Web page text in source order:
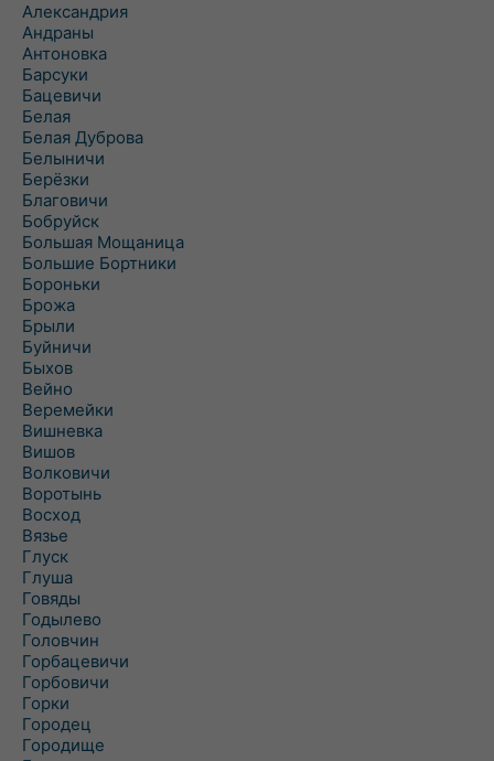
Александрия
Андраны
Антоновка
Барсуки
Бацевичи
Белая
Белая Дуброва
Белыничи
Берёзки
Благовичи
Бобруйск
Большая Мощаница
Большие Бортники
Бороньки
Брожа
Брыли
Буйничи
Быхов
Вейно
Веремейки
Вишневка
Вишов
Волковичи
Воротынь
Восход
Вязье
Глуск
Глуша
Говяды
Годылево
Головчин
Горбацевичи
Горбовичи
Горки
Городец
Городище